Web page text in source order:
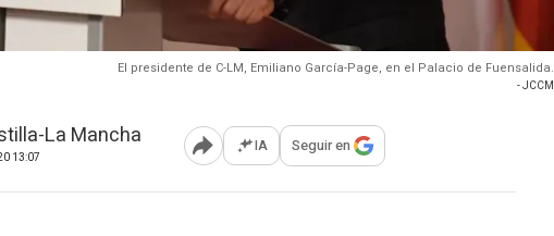
El presidente de C-LM, Emiliano García-Page, en el Palacio de Fuensalida.
- JCCM
La Mancha
13:07 Abrir opciones para compartir
IA Seguir en